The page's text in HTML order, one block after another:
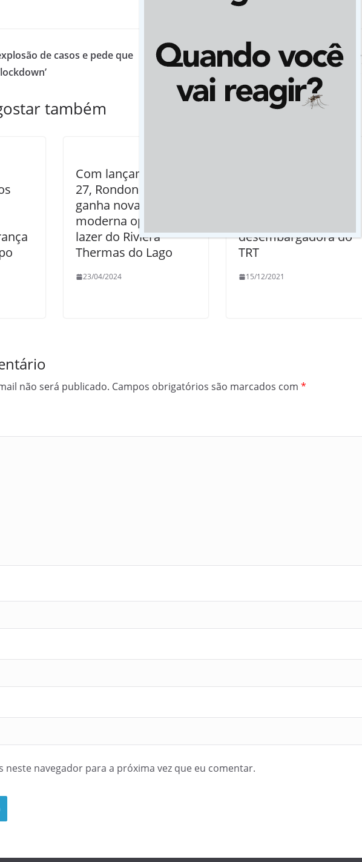
de casos e pede que
Barreiras sanitárias atingem um milhão de
também
Com lançamento dia
27, Rondonópolis
ganha nova e
moderna opção de
lazer do Riviera
Thermas do Lago
23/04/2024
desembargadora do
TRT
15/12/2021
não será publicado. Campos obrigatórios são marcados com *
neste navegador para a próxima vez que eu comentar.